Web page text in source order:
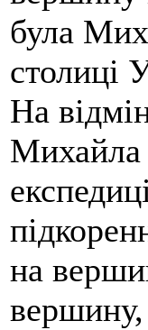
була
столиці
На
Михайла
на
вершину,